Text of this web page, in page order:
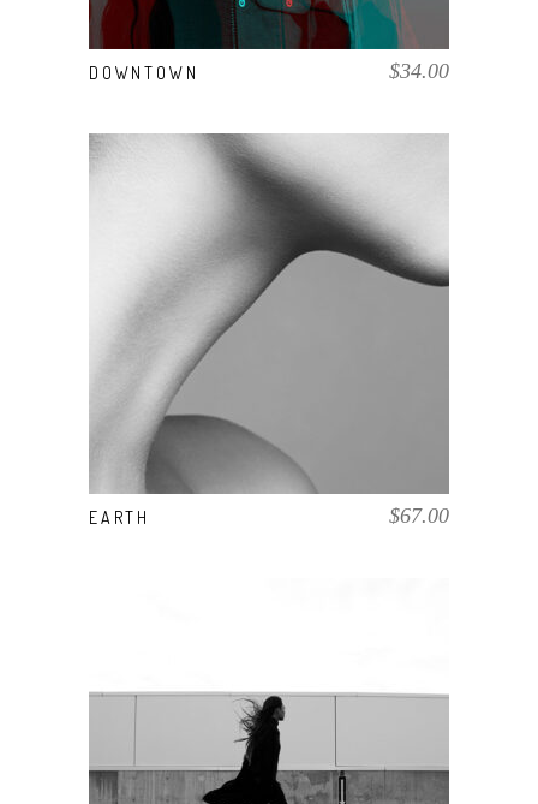
DOWNTOWN $34.00
COMPRAR EL PRODUCTO
EARTH $67.00
AÑADIR AL CARRITO